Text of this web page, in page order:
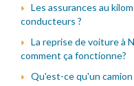
Les assurances au
conducteurs ?
La reprise de voiture à
comment ça fonctionne?
Qu'est-ce qu'un camion